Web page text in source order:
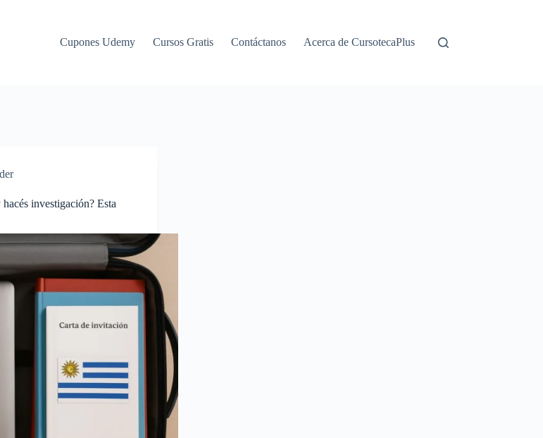
Cupones Udemy Cursos Gratis Contáctanos Acerca de CursotecaPlus
investigación? Esta